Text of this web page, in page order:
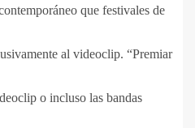
que festivales de
al videoclip. “Premiar
o incluso las bandas